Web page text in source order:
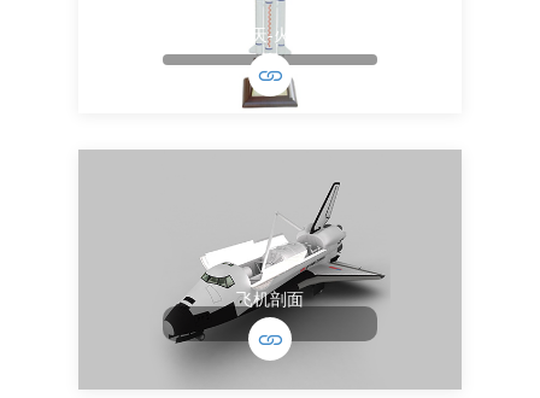
中国航天-火箭模型
飞机剖面